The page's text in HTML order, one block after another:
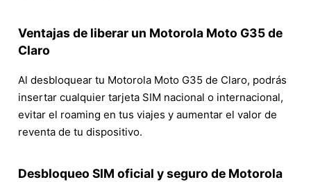
Ventajas de liberar un Motorola Moto G35 de
Claro
Al desbloquear tu Motorola Moto G35 de Claro, podrás
insertar cualquier tarjeta SIM nacional o internacional,
evitar el roaming en tus viajes y aumentar el valor de
reventa de tu dispositivo.
Desbloqueo SIM oficial y seguro de Motorola